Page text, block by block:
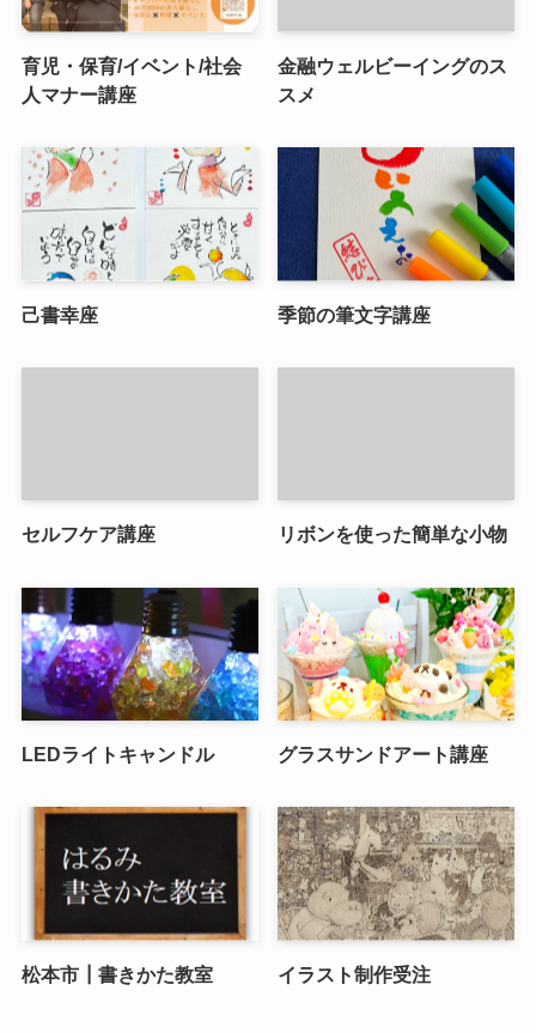
育児・保育/イベント/社会
人マナー講座
金融ウェルビーイングのス
スメ
己書幸座 季節の筆文字講座
セルフケア講座 リボンを使った簡単な小物
LEDライトキャンドル グラスサンドアート講座
松本市┃書きかた教室 イラスト制作受注